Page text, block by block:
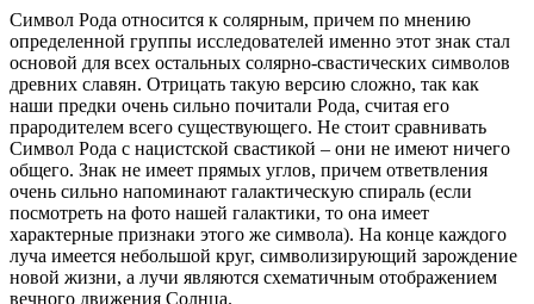
Символ Рода относится к солярным, причем по мнению
определенной группы исследователей именно этот знак стал
основой для всех остальных солярно-свастических символов
древних славян. Отрицать такую версию сложно, так как
наши предки очень сильно почитали Рода, считая его
прародителем всего существующего. Не стоит сравнивать
Символ Рода с нацистской свастикой – они не имеют ничего
общего. Знак не имеет прямых углов, причем ответвления
очень сильно напоминают галактическую спираль (если
посмотреть на фото нашей галактики, то она имеет
характерные признаки этого же символа). На конце каждого
луча имеется небольшой круг, символизирующий зарождение
новой жизни, а лучи являются схематичным отображением
вечного движения Солнца.